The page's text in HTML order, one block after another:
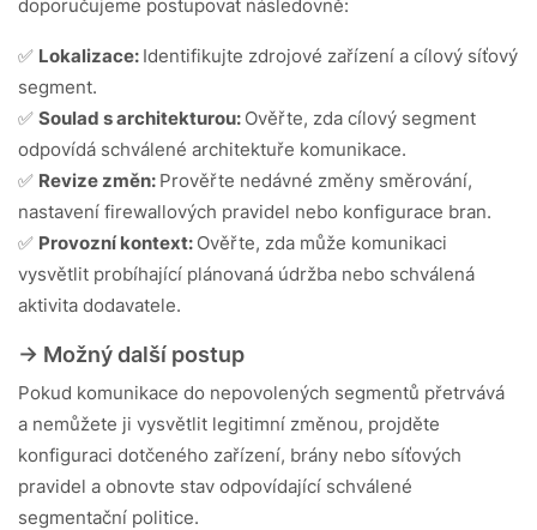
doporučujeme postupovat následovně:
✅ Lokalizace: Identifikujte zdrojové zařízení a cílový síťový
segment.
✅ Soulad s architekturou: Ověřte, zda cílový segment
odpovídá schválené architektuře komunikace.
✅ Revize změn: Prověřte nedávné změny směrování,
nastavení firewallových pravidel nebo konfigurace bran.
✅ Provozní kontext: Ověřte, zda může komunikaci
vysvětlit probíhající plánovaná údržba nebo schválená
aktivita dodavatele.
-> Možný další postup
Pokud komunikace do nepovolených segmentů přetrvává
a nemůžete ji vysvětlit legitimní změnou, projděte
konfiguraci dotčeného zařízení, brány nebo síťových
pravidel a obnovte stav odpovídající schválené
segmentační politice.